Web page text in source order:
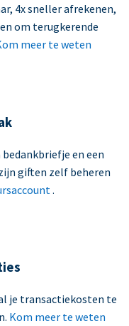
4x sneller afrekenen,
om terugkerende
meer te weten
en een
giften zelf beheren
.
je transactiekosten te
Kom meer te weten